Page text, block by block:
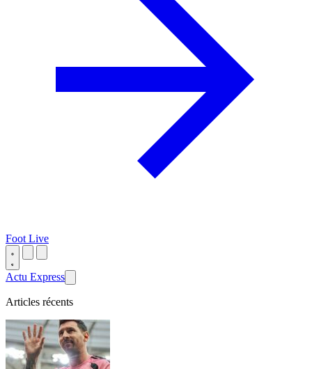
Foot Live
Actu Express
Articles récents